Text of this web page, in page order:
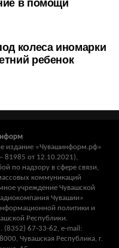
в помощи
колеса иномарки
ребенок
издание «Чувашинформ.рф»
81985 от 12.10.2021),
по надзору в сфере связи,
коммуникаций
учреждение Чувашской
Чувашии»
политики и
Республики.
(8352) 67-33-62, e-mail:
Чувашская Республика, г.